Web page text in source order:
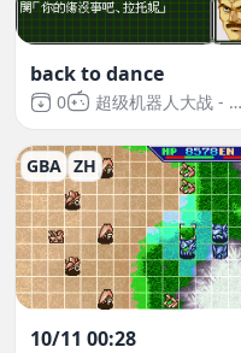
back to dance
0 超级机器人大战 - Original Generation 2
GBA ZH
10/11 00:28